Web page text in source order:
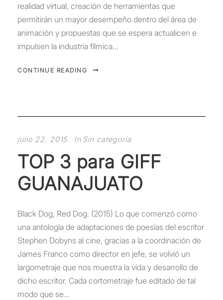
realidad virtual, creación de herramientas que
permitirán un mayor desempeño dentro del área de
animación y propuestas que se espera actualicen e
impulsen la industria fílmica...
CONTINUE READING
julio 22, 2015 In Sin categoría
TOP 3 para GIFF
GUANAJUATO
Black Dog, Red Dog. (2015) Lo que comenzó como
una antología de adaptaciones de poesías del escritor
Stephen Dobyns al cine, gracias a la coordinación de
James Franco como director en jefe, se volvió un
largometraje que nos muestra la vida y desarrollo de
dicho escritor. Cada cortometraje fue editado de tal
modo que se...